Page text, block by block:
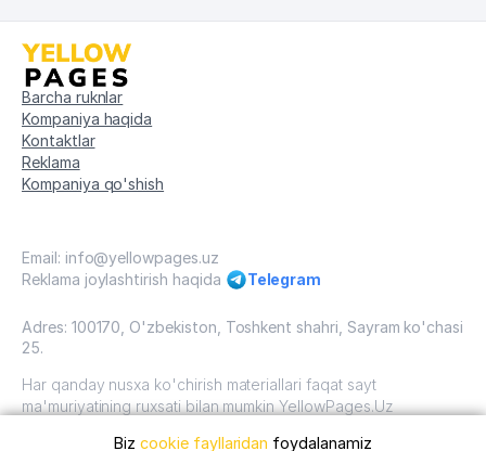
Barcha ruknlar
Kompaniya haqida
Kontaktlar
Reklama
Kompaniya qo'shish
Email: info@yellowpages.uz
Reklama joylashtirish haqida
Telegram
Adres: 100170, O'zbekiston, Toshkent shahri, Sayram ko'chasi
25.
Har qanday nusxa ko'chirish materiallari faqat sayt
ma'muriyatining ruxsati bilan mumkin YellowPages.Uz
O'zbekiston, 2009 - 2026 / O'zbekiston "sariq
Bizcookie fayllaridan foydalanamiz